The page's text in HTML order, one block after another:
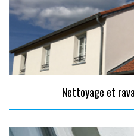
Nettoyage et